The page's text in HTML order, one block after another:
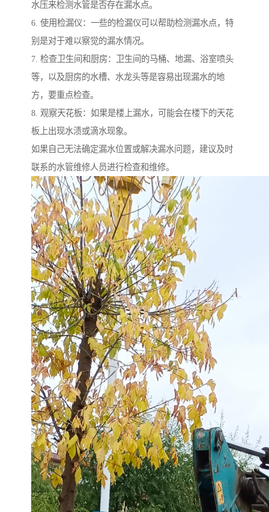
水压来检测水管是否存在漏水点。
6. 使用检漏仪：一些的检漏仪可以帮助检测漏水点，特
别是对于难以察觉的漏水情况。
7. 检查卫生间和厨房：卫生间的马桶、地漏、浴室喷头
等，以及厨房的水槽、水龙头等是容易出现漏水的地
方，要重点检查。
8. 观察天花板：如果是楼上漏水，可能会在楼下的天花
板上出现水渍或滴水现象。
如果自己无法确定漏水位置或解决漏水问题，建议及时
联系的水管维修人员进行检查和维修。